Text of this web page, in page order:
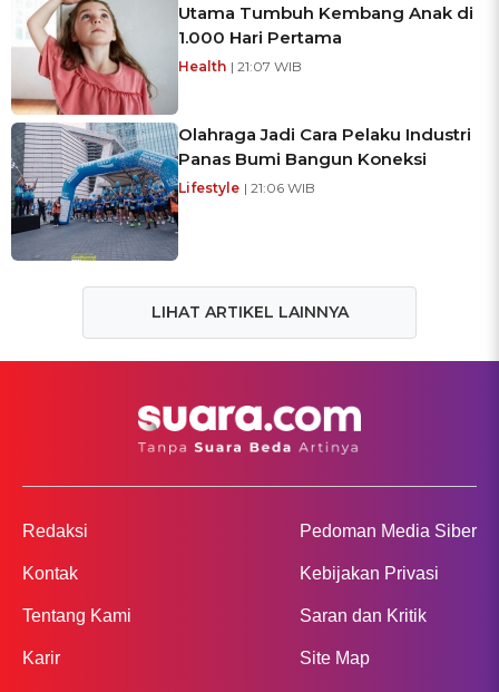
Utama Tumbuh Kembang Anak di
1.000 Hari Pertama
Health | 21:07 WIB
Olahraga Jadi Cara Pelaku Industri
Panas Bumi Bangun Koneksi
Lifestyle | 21:06 WIB
LIHAT ARTIKEL LAINNYA
Redaksi
Kontak
Tentang Kami
Karir
Pedoman Media Siber
Kebijakan Privasi
Saran dan Kritik
Site Map